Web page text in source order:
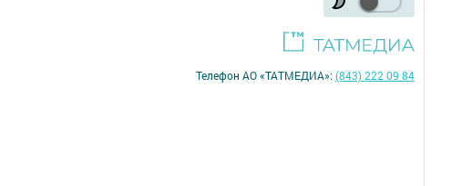
Телефон АО «ТАТМЕДИА»:(843) 222 09 84